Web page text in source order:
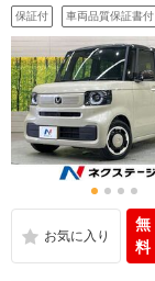
保証付 車両品質保証書付
無
料